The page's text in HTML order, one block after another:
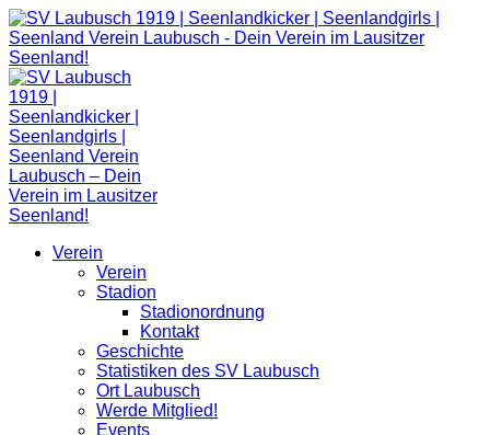
Zum
Inhalt
springen
Verein
Verein
Stadion
Stadionordnung
Kontakt
Geschichte
Statistiken des SV Laubusch
Ort Laubusch
Werde Mitglied!
Events